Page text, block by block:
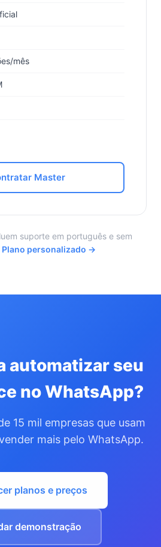
mês
Master
suporte em português e sem
Plano personalizado →
automatizar seu
no WhatsApp?
15 mil empresas que usam
mais pelo WhatsApp.
planos e preços
demonstração